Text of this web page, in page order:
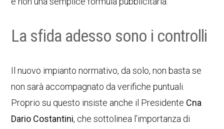
La sfida adesso sono i controlli
Il nuovo impianto normativo, da solo, non basta se
non sarà accompagnato da verifiche puntuali.
Proprio su questo insiste anche il Presidente Cna
Dario Costantini, che sottolinea l’importanza di